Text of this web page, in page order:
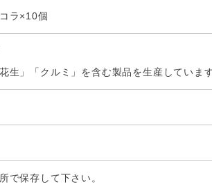
ラ×10個
生」「クルミ」を含む製品を生産していま
で保存して下さい。